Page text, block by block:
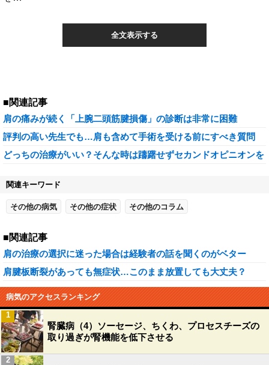
全文表示する
■関連記事
肩の痛みが続く「上腕二頭筋腱損傷」の診断は非常に困難
評判の高い先生でも…肩も含めて手術を受ける前にすべき質問
どっちの治療がいい？そんな時は躊躇せずセカンドオピニオンを
関連キーワード
その他の病気 その他の症状 その他のコラム
■関連記事
肩の治療の選択に迷った場合は経験者の話を聞くのがベター
肩腱板断裂があっても無症状…このまま放置しても大丈夫？
病気のアクセスランキング
腎臓病（4）ソーセージ、ちくわ、プロセスチーズの
取り過ぎが腎機能を低下させる
1
2